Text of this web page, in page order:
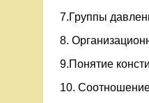
7.Группы
8.
9.Понятие
10. Соотношение